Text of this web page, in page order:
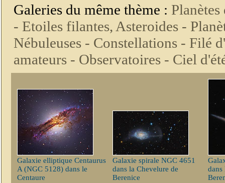
Galeries du même thème :
- Etoiles filantes, Asteroides -
Nébuleuses - Constellations - Filé
amateurs - Observatoires - Ciel
Galaxie elliptique Centaurus
A (NGC 5128) dans le
Centaure
Galaxie spirale NGC 4651
dans la Chevelure de
Berenice
dans